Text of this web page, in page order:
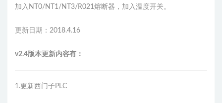
加入NT0/NT1/NT3/R021熔断器，加入温度开关。
更新日期：2018.4.16
v2.4版本更新内容有：
1.更新西门子PLC